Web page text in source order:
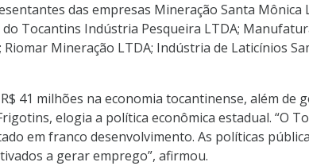
das empresas Mineração Santa Mônica
Tocantins Indústria Pesqueira LTDA;
Mineração LTDA; Indústria de Laticínios
41 milhões na economia tocantinense, além de
elogia a política econômica estadual. “O
em franco desenvolvimento. As políticas
a gerar emprego”, afirmou.